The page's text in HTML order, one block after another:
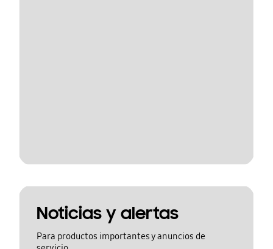
Noticias y alertas
Para productos importantes y anuncios de